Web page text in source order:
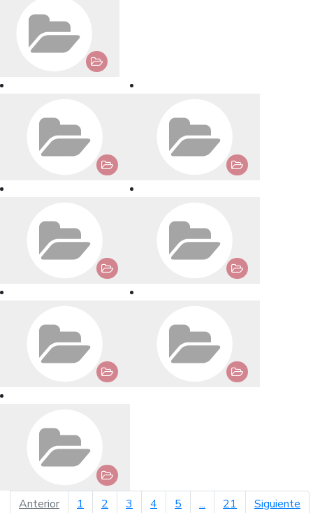
Anteriorpágina anterior
1 2 3 4 5 ... 21 Siguiente